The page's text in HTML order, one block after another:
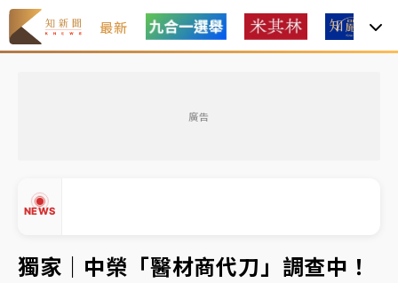
最新
廣告
NEWS
有片｜
連根拔起
中颱白海豚風雨來了！中部以北防豪雨 今晚、明天影
響最劇烈
獨家｜中榮「醫材商代刀」調查中！